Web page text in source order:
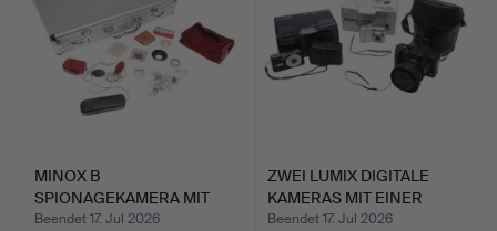
MINOX B
SPIONAGEKAMERA MIT
BELICHTUNGSMESS…
Beendet 17. Jul 2026
ZWEI LUMIX DIGITALE
KAMERAS MIT EINER
WEIT…
Beendet 17. Jul 2026